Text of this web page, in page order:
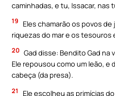
caminhadas, e tu, Issacar, nas
19
Eles chamarão os povos
riquezas do mar e os tesouros
20 Gad disse: Bendito Gad na
Ele repousou como um leão, e
cabeça (da presa).
21 Ele escolheu as primícias